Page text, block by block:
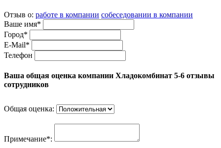
Отзыв о: работе в компании собеседовании в компании
Ваше имя*
Город*
E-Mail*
Телефон
Ваша общая оценка компании Хладокомбинат 5-6 отзывы
сотрудников
Общая оценка:
Примечание*: